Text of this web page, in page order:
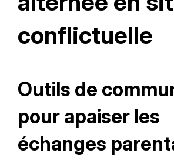
conflictuelle
Outils de
pour apaiser les
échanges